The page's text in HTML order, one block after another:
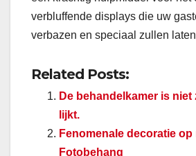
verbluffende displays die uw
verbazen en speciaal zullen
Related Posts:
De behandelkamer is niet
lijkt.
Fenomenale decoratie op
Fotobehang